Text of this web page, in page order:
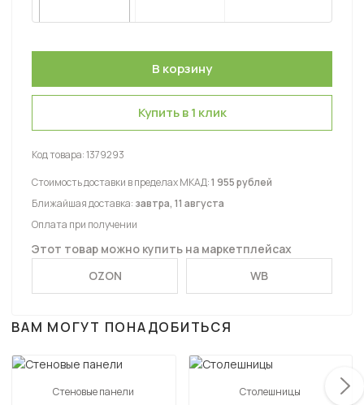
Купить в 1 клик
Код товара:1379293
Стоимость доставки в пределах МКАД:1 955 рублей
Ближайшая доставка: завтра, 11 августа
Оплата при получении
Этот товар можно купить на маркетплейсах
OZON
WB
ВАМ МОГУТ ПОНАДОБИТЬСЯ
Стеновые панели Столешницы